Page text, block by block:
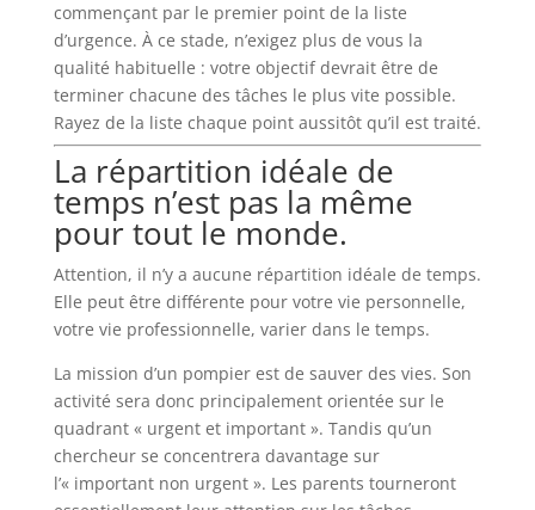
commençant par le premier point de la liste
d’urgence. À ce stade, n’exigez plus de vous la
qualité habituelle : votre objectif devrait être de
terminer chacune des tâches le plus vite possible.
Rayez de la liste chaque point aussitôt qu’il est traité.
La répartition idéale de
temps n’est pas la même
pour tout le monde.
Attention, il n’y a aucune répartition idéale de temps.
Elle peut être différente pour votre vie personnelle,
votre vie professionnelle, varier dans le temps.
La mission d’un pompier est de sauver des vies. Son
activité sera donc principalement orientée sur le
quadrant « urgent et important ». Tandis qu’un
chercheur se concentrera davantage sur
l’« important non urgent ». Les parents tourneront